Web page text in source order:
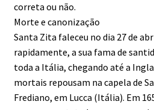
correta ou não.
Morte e canonização
Santa Zita faleceu no dia 27 de
rapidamente, a sua fama de
toda a Itália, chegando até a
mortais repousam na capela de
Frediano, em Lucca (Itália). Em